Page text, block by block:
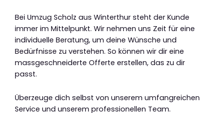
Bei Umzug Scholz aus Winterthur steht der Kunde
immer im Mittelpunkt. Wir nehmen uns Zeit für eine
individuelle Beratung, um deine Wünsche und
Bedürfnisse zu verstehen. So können wir dir eine
massgeschneiderte Offerte erstellen, das zu dir
passt.
Überzeuge dich selbst von unserem umfangreichen
Service und unserem professionellen Team.